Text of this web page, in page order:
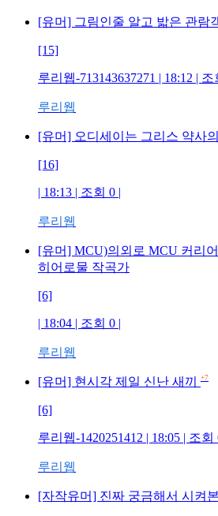
[유머] 그림인줄 알고 밟은 관람
[15]
루리웹-713143637271 | 18:12 | 조
루리웹
[유머] 오디세이는 그리스 약사
[16]
| 18:13 | 조회 0 |
루리웹
[유머] MCU)의외로 MCU 커리
히어로물 작곡가
[6]
| 18:04 | 조회 0 |
루리웹
[유머] 현시각 제일 신난 새끼 +7
[6]
루리웹-1420251412 | 18:05 | 조회
루리웹
[자작유머] 진짜 궁금해서 시켜